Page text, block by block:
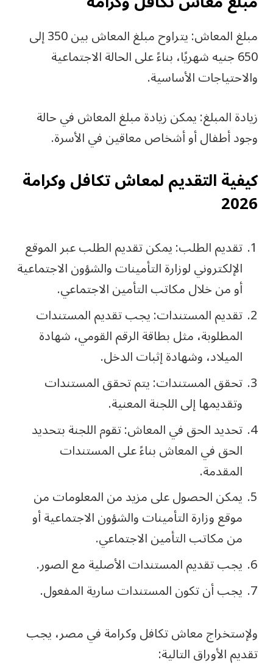
مبلغ المعاش: يتراوح مبلغ المعاش بين 350 إلى
650 جنيه شهريًا، بناءً على الحالة الاجتماعية
والاحتياجات الأساسية.
زيادة المبلغ: يمكن زيادة مبلغ المعاش في حالة
وجود أطفال أو أشخاص معاقين في الأسرة.
كيفية التقديم لمعاش تكافل وكرامة
2026
تقديم الطلب: يمكن تقديم الطلب عبر الموقع
الإلكتروني لوزارة التأمينات والشؤون الاجتماعية
أو من خلال مكاتب التأمين الاجتماعي.
تقديم المستندات: يجب تقديم المستندات
المطلوبة، مثل بطاقة الرقم القومي، شهادة
الميلاد، وشهادة إثبات الدخل.
تحقق المستندات: يتم تحقق المستندات
وتقديمها إلى اللجنة المعنية.
تحديد الحق في المعاش: تقوم اللجنة بتحديد
الحق في المعاش بناءً على المستندات
المقدمة.
يمكن الحصول على مزيد من المعلومات من
موقع وزارة التأمينات والشؤون الاجتماعية أو
من مكاتب التأمين الاجتماعي.
يجب تقديم المستندات الأصلية مع الصور.
يجب أن تكون المستندات سارية المفعول.
ولإستخراج معاش تكافل وكرامة في مصر، يجب
تقديم الأوراق التالية: